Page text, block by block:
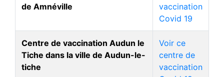
de Amnéville
vaccination
Covid 19
Centre de vaccination Audun le
Tiche dans la ville de Audun-le-
tiche
Voir ce
centre de
vaccination